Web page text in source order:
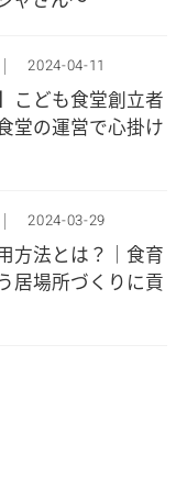
2024-04-11
こども食堂創立者
堂の運営で心掛け
2024-03-29
方法とは？｜食育
居場所づくりに貢